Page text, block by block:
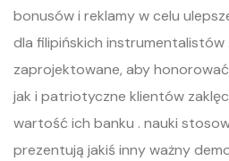
bonusów i reklamy w celu
dla filipińskich
zaprojektowane, aby
jak i patriotyczne klientów
wartość ich banku . nauki
prezentują jakiś inny ważny